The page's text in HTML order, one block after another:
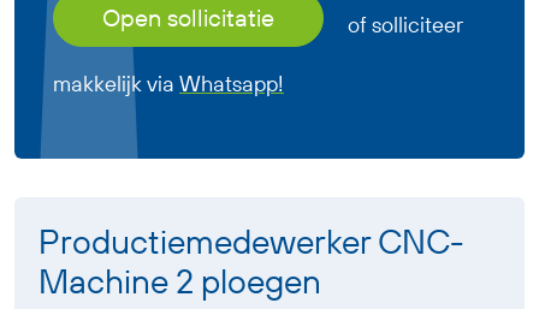
Open sollicitatie of solliciteer
makkelijk via Whatsapp!
Productiemedewerker CNC-
Machine 2 ploegen